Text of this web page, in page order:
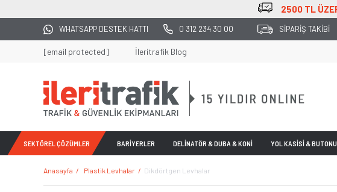
2500 TL ÜZERİ TÜM ALIŞVERİŞLERDE KARGO BEDAVA
WHATSAPP DESTEK HATTI 0 312 234 30 00 SİPARİŞ TAKİBİ
[email protected] İleritrafik Blog
SEKTÖREL ÇÖZÜMLER BARİYERLER DELİNATÖR & DUBA & KONİ YOL KASİSİ & BUTONU
Anasayfa Plastik Levhalar Dikdörtgen Levhalar